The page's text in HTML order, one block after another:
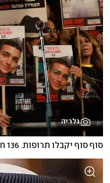
גלריה
סוף סוף יקבלו תרופות. 136 חטופים עדיין בעזה